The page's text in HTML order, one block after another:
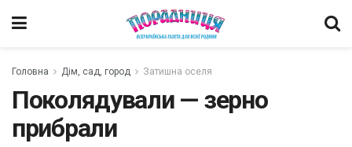
Головна Дім, сад, город Затишна оселя
Поколядували — зерно
прибрали